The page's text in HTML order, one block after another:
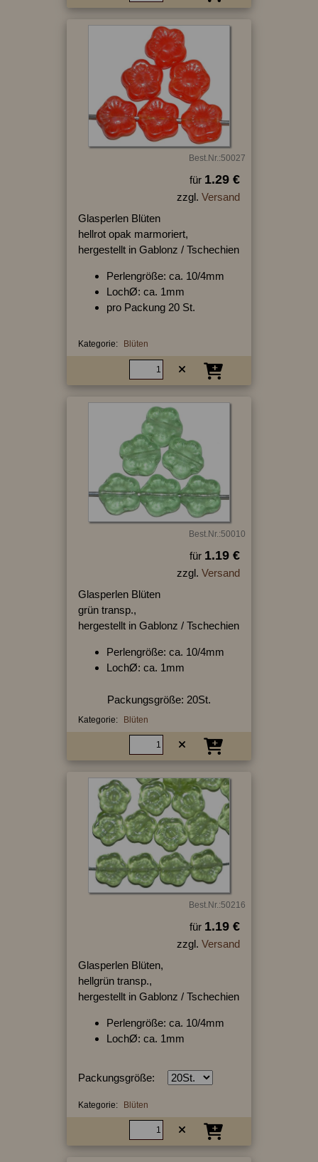
Best.Nr.:50027
für 1.29 €
zzgl. Versand
Glasperlen Blüten
hellrot opak marmoriert,
hergestellt in Gablonz / Tschechien
Perlengröße: ca. 10/4mm
LochØ: ca. 1mm
pro Packung 20 St.
Kategorie: Blüten
Best.Nr.:50010
für 1.19 €
zzgl. Versand
Glasperlen Blüten
grün transp.,
hergestellt in Gablonz / Tschechien
Perlengröße: ca. 10/4mm
LochØ: ca. 1mm
Packungsgröße: 20St.
Kategorie: Blüten
Best.Nr.:50216
für 1.19 €
zzgl. Versand
Glasperlen Blüten,
hellgrün transp.,
hergestellt in Gablonz / Tschechien
Perlengröße: ca. 10/4mm
LochØ: ca. 1mm
Packungsgröße:
Kategorie: Blüten